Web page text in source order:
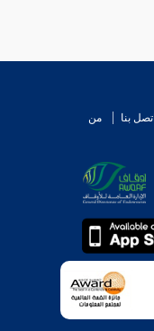
اتصل بنا
من